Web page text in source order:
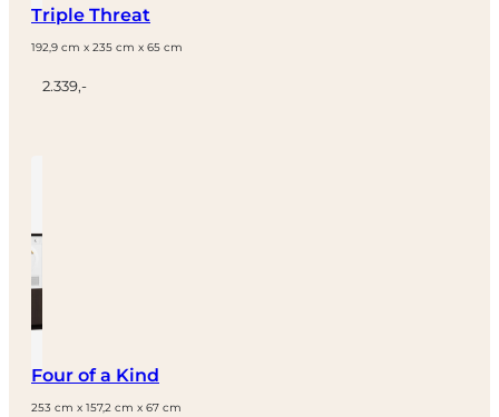
Triple Threat
192,9 cm x 235 cm x 65 cm
2.339,-
Four of a Kind
253 cm x 157,2 cm x 67 cm